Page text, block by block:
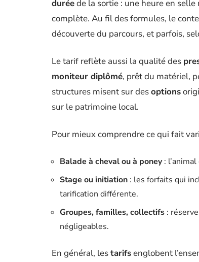
duréede la sortie : une heure en
complète. Au fil des formules, le
découverte du parcours, et parfois,
Le tarif reflète aussi la qualité des
moniteur diplômé, prêt du matériel,
structures misent sur desoptions
sur le patrimoine local.
Pour mieux comprendre ce qui fait
Balade à cheval ou à poney:
Stage ou initiation : les forfaits qui
tarification différente.
Groupes, familles, collectifs :
négligeables.
En général, lestarifsenglobent